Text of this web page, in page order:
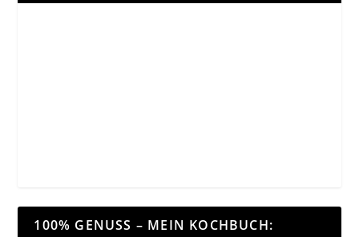
100% GENUSS – MEIN KOCHBUCH: